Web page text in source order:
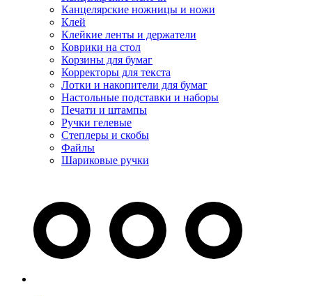
Канцелярские ножницы и ножи
Клей
Клейкие ленты и держатели
Коврики на стол
Корзины для бумаг
Корректоры для текста
Лотки и накопители для бумаг
Настольные подставки и наборы
Печати и штампы
Ручки гелевые
Степлеры и скобы
Файлы
Шариковые ручки